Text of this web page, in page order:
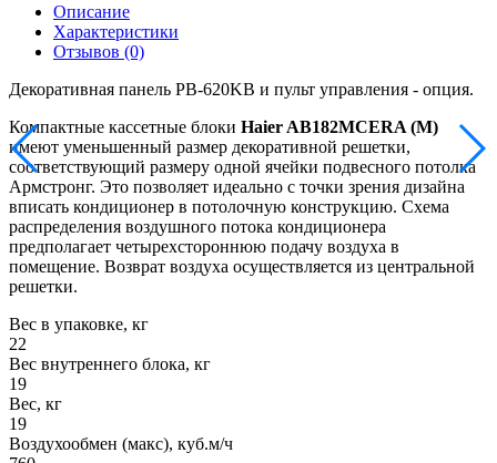
Описание
Характеристики
Отзывов (0)
Декоративная панель PB-620KB и пульт управления - опция.
Компактные кассетные блоки Haier AB182MCERA (M)
имеют уменьшенный размер декоративной решетки,
соответствующий размеру одной ячейки подвесного потолка
Армстронг. Это позволяет идеально с точки зрения дизайна
вписать кондиционер в потолочную конструкцию. Схема
распределения воздушного потока кондиционера
предполагает четырехстороннюю подачу воздуха в
помещение. Возврат воздуха осуществляется из центральной
решетки.
Вес в упаковке, кг
22
Вес внутреннего блока, кг
19
Вес, кг
19
Воздухообмен (макс), куб.м/ч